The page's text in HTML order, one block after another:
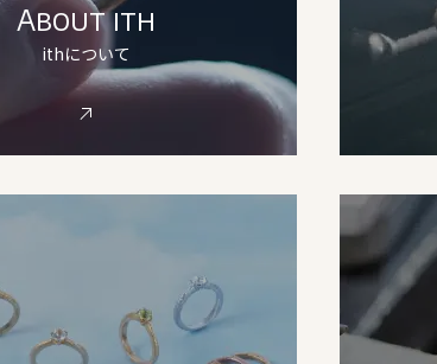
About ith
ithについて